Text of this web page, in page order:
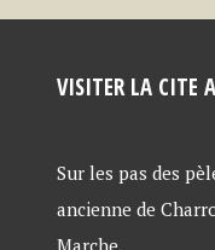
VISITER LA CITE
Sur les pas des
ancienne de
Marche.